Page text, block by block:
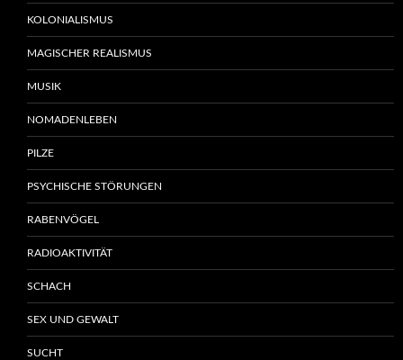
KOLONIALISMUS
MAGISCHER REALISMUS
MUSIK
NOMADENLEBEN
PILZE
PSYCHISCHE STÖRUNGEN
RABENVÖGEL
RADIOAKTIVITÄT
SCHACH
SEX UND GEWALT
SUCHT